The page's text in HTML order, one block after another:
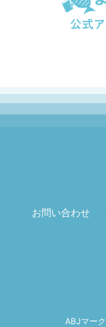
お問い合わせ
ABJマー